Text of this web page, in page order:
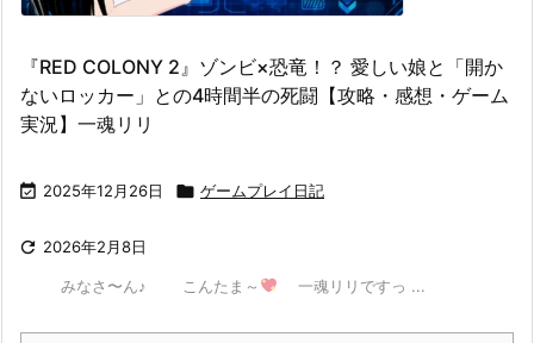
『RED COLONY 2』ゾンビ×恐竜！？ 愛しい娘と「開か
ないロッカー」との4時間半の死闘【攻略・感想・ゲーム
実況】一魂リリ
 2025年12月26日  ゲームプレイ日記
 2026年2月8日
みなさ〜ん♪ こんたま～ 一魂リリですっ ...